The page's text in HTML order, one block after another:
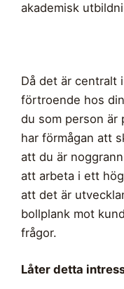
akademisk
Då det är centralt
förtroende hos
du som person är
har förmågan att
att du är
att arbeta i ett
att det är
bollplank mot
frågor.
Låter detta